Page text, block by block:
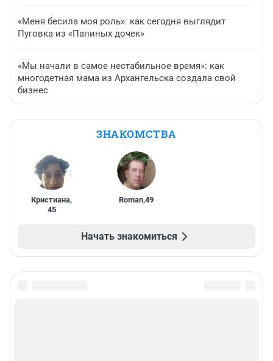
«Меня бесила моя роль»: как сегодня выглядит
Пуговка из «Папиных дочек»
«Мы начали в самое нестабильное время»: как
многодетная мама из Архангельска создала свой
бизнес
ЗНАКОМСТВА
Кристиана,
45
Roman,49
Начать знакомиться